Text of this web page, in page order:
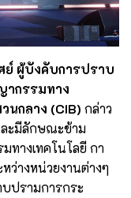
ย์ ผู้บังคับการปราบ
ากรรมทาง
นกลาง (CIB) กล่าว
ะมีลักษณะข้าม
ทางเทคโนโลยี กา
ว่างหน่วยงานต่างๆ
ปรามการกระ